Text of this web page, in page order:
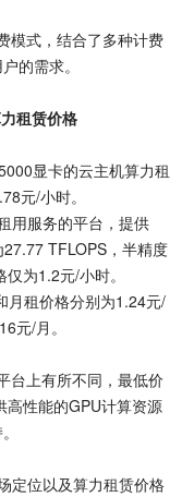
模式，结合了多种计费
的需求。
租赁价格
显卡的云主机算力租
元/小时。
用服务的平台，提供
TFLOPS，半精度
为1.2元/小时。
月租价格分别为1.24元/
元/月。
台上有所不同，最低价
性能的GPU计算资源
定位以及算力租赁价格